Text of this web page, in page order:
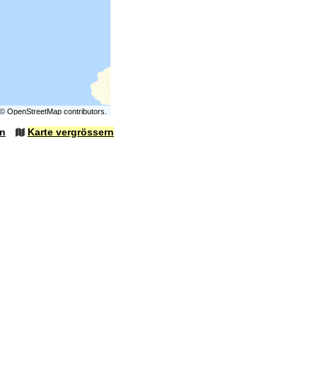
© OpenStreetMapcontributors.
Karte vergrössern